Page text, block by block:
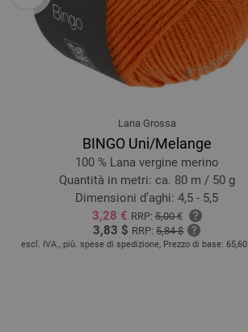
Lana Grossa
BINGO Uni/Melange
100 % Lana vergine merino
Quantità in metri: ca. 80 m / 50 g
Dimensioni d’aghi: 4,5 - 5,5
3,28 € RRP:5,00 €
3,83 $ RRP: 5,84 $
escl. IVA., più. spese di spedizione, Prezzo di base: